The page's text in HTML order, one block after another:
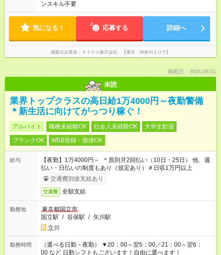
ンスキル不要
気になる！ 応募する 詳細へ
掲載元企業名 テイケイ株式会社 【東京・神奈川エリア】
掲載日：2026.08.01
未読
業界トップクラスの高日給1万4000円～夜勤警備
＊新生活に向けてがっつり稼ぐ！
アルバイト 職種未経験OK 社会人未経験OK
大学生歓迎
ブランクOK
WEB登録・面接OK
給与
【夜勤】1万4000円～ ＊原則月2回払い（10日・25日） 他、週
払い・日払いの制度もあり（規定あり）＃日収1万円以上
交通費別途支給あり
交通費 全額支給
勤務地
東京都国立市
国立駅 / 谷保駅 / 矢川駅
立川
勤務時間
（選べる日勤・夜勤） ▼20：00～翌5：00／21：00～翌6：
00 など 日勤シフトもございます！自由に選べます！